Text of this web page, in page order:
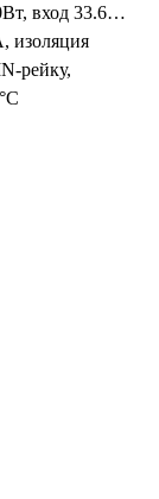
вход 33.6…
изоляция
рейку,